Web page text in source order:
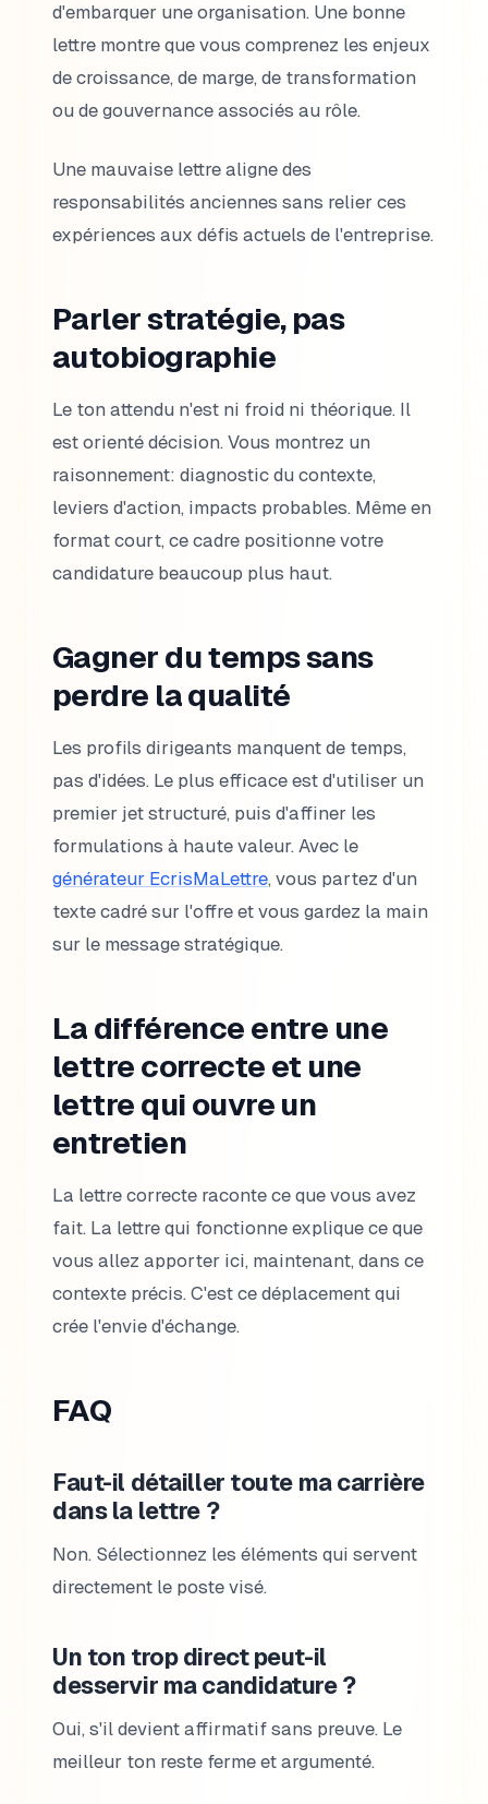
d'embarquer une organisation. Une bonne
lettre montre que vous comprenez les enjeux
de croissance, de marge, de transformation
ou de gouvernance associés au rôle.
Une mauvaise lettre aligne des
responsabilités anciennes sans relier ces
expériences aux défis actuels de l'entreprise.
Parler stratégie, pas
autobiographie
Le ton attendu n'est ni froid ni théorique. Il
est orienté décision. Vous montrez un
raisonnement: diagnostic du contexte,
leviers d'action, impacts probables. Même en
format court, ce cadre positionne votre
candidature beaucoup plus haut.
Gagner du temps sans
perdre la qualité
Les profils dirigeants manquent de temps,
pas d'idées. Le plus efficace est d'utiliser un
premier jet structuré, puis d'affiner les
formulations à haute valeur. Avec le
générateur EcrisMaLettre, vous partez d'un
texte cadré sur l'offre et vous gardez la main
sur le message stratégique.
La différence entre une
lettre correcte et une
lettre qui ouvre un
entretien
La lettre correcte raconte ce que vous avez
fait. La lettre qui fonctionne explique ce que
vous allez apporter ici, maintenant, dans ce
contexte précis. C'est ce déplacement qui
crée l'envie d'échange.
FAQ
Faut-il détailler toute ma carrière
dans la lettre ?
Non. Sélectionnez les éléments qui servent
directement le poste visé.
Un ton trop direct peut-il
desservir ma candidature ?
Oui, s'il devient affirmatif sans preuve. Le
meilleur ton reste ferme et argumenté.